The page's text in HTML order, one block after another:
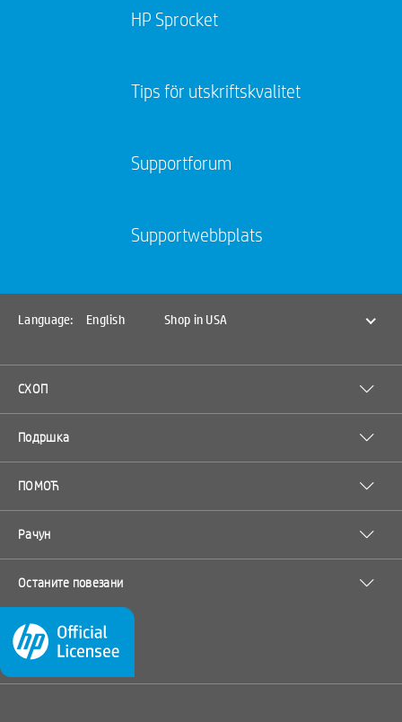
HP Sprocket
Tips för utskriftskvalitet
Supportforum
Supportwebbplats
Bluetooth® är ett registrerat varumärke som ägs av dess
Varumärkena ZINK® Technology och ZINK® ägs av ZINK Holdings
LLC. Används via licens.
Language: English Shop in USA
СХОП
Подршка
ПОМОЋ
Рачун
Останите повезани